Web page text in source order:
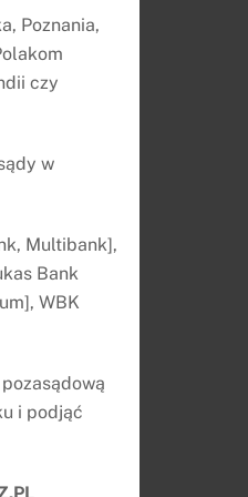
Poznania,
czy
w
Multibank],
Bank
WBK
i podjąć